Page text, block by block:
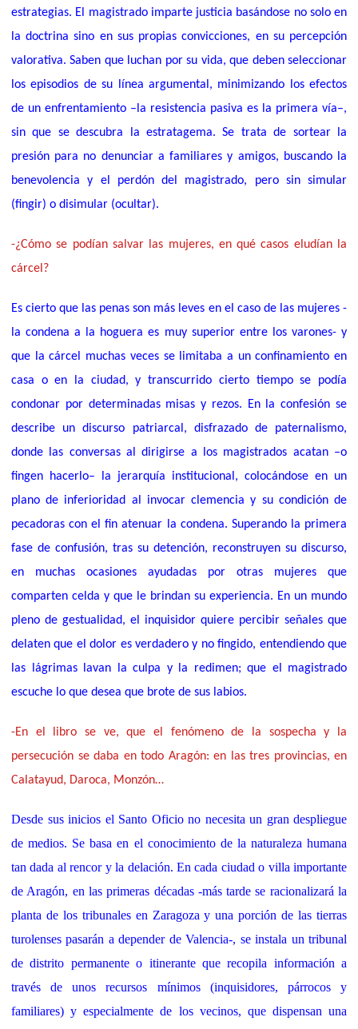
estrategias. El magistrado imparte justicia basándose no solo en
la doctrina sino en sus propias convicciones, en su percepción
valorativa. Saben que luchan por su vida, que deben seleccionar
los episodios de su línea argumental, minimizando los efectos
de un enfrentamiento –la resistencia pasiva es la primera vía–,
sin que se descubra la estratagema. Se trata de sortear la
presión para no denunciar a familiares y amigos, buscando la
benevolencia y el perdón del magistrado, pero sin simular
(fingir) o disimular (ocultar).
-¿Cómo se podían salvar las mujeres, en qué casos eludían la
cárcel?
Es cierto que las penas son más leves en el caso de las mujeres -
la condena a la hoguera es muy superior entre los varones- y
que la cárcel muchas veces se limitaba a un confinamiento en
casa o en la ciudad, y transcurrido cierto tiempo se podía
condonar por determinadas misas y rezos.
En la confesión se
describe un discurso patriarcal, disfrazado de paternalismo,
donde las conversas al dirigirse a los magistrados acatan –o
fingen hacerlo– la jerarquía institucional, colocándose en un
plano de inferioridad al invocar clemencia y su condición de
pecadoras con el finatenuar la condena. Superando la primera
fase de confusión, tras su detención, reconstruyen su discurso,
en muchas ocasiones ayudadas por otras mujeres que
comparten celda y que le brindan su experiencia. En un mundo
pleno de gestualidad, el inquisidor quiere percibir señales que
delaten que el dolor es verdadero y no fingido, entendiendo que
las lágrimas lavan la culpa y la redimen; que el magistrado
escuche lo que desea que brote de sus labios.
-En el libro se ve, que el fenómeno de la sospecha y la
persecución se daba en todo Aragón: en las tres provincias, en
Calatayud, Daroca, Monzón…
Desde sus inicios el Santo Oficio no necesita un gran despliegue
de medios. Se basa en el conocimiento de la naturaleza humana
tan dada al rencor y la delación. En cada ciudad o villa importante
de Aragón, en las primeras décadas -más tarde se racionalizará la
planta de los tribunales en Zaragoza y una porción de las tierras
turolenses pasarán a depender de Valencia-, se instala un tribunal
de distrito permanente o itinerante que recopila información a
través de unos recursos mínimos (inquisidores, párrocos y
familiares) y especialmente de los vecinos, que dispensan una